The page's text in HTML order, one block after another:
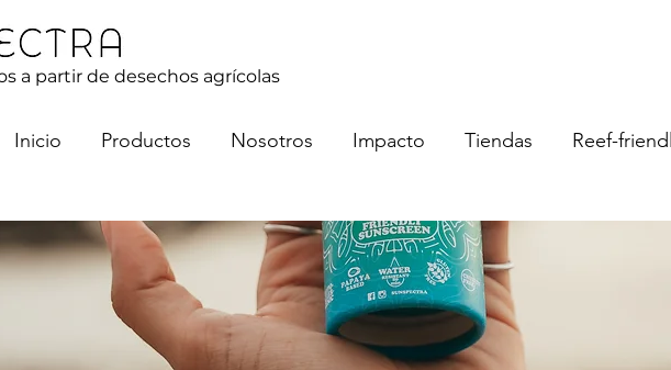
Inicio Productos Nosotros Impacto Tiendas Reef-
a partir de desechos agrícolas